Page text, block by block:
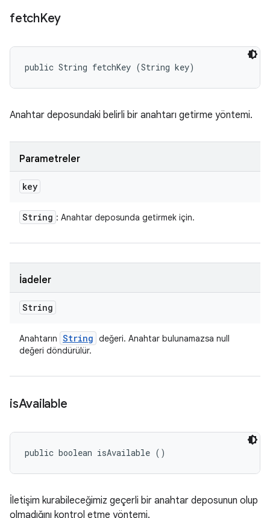
fetchKey
public String fetchKey (String key)
Anahtar deposundaki belirli bir anahtarı getirme yöntemi.
Parametreler
key
String : Anahtar deposunda getirmek için.
İadeler
String
Anahtarın String değeri. Anahtar bulunamazsa null
değeri döndürülür.
isAvailable
public boolean isAvailable ()
İletişim kurabileceğimiz geçerli bir anahtar deposunun olup
olmadığını kontrol etme yöntemi.